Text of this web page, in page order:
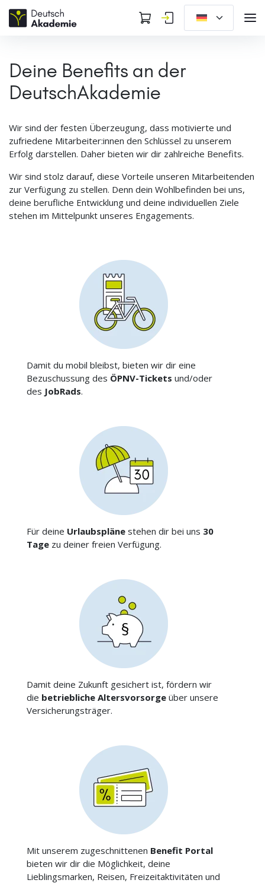
Deine Benefits an der
DeutschAkademie
Wir sind der festen Überzeugung, dass motivierte und
zufriedene Mitarbeiter:innen den Schlüssel zu unserem
Erfolg darstellen. Daher bieten wir dir zahlreiche Benefits.
Wir sind stolz darauf, diese Vorteile unseren Mitarbeitenden
zur Verfügung zu stellen. Denn dein Wohlbefinden bei uns,
deine berufliche Entwicklung und deine individuellen Ziele
stehen im Mittelpunkt unseres Engagements.
Damit du mobil bleibst, bieten wir dir eine
Bezuschussung des ÖPNV-Tickets und/oder
des JobRads.
Für deine Urlaubspläne stehen dir bei uns 30
Tage zu deiner freien Verfügung.
Damit deine Zukunft gesichert ist, fördern wir
die betriebliche Altersvorsorge über unsere
Versicherungsträger.
Mit unserem zugeschnittenen Benefit Portal
bieten wir dir die Möglichkeit, deine
Lieblingsmarken, Reisen, Freizeitaktivitäten und